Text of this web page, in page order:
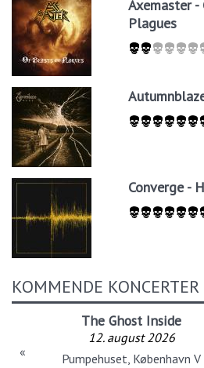
Axemaster
Plagues
Converge -
KOMMENDE KONCERTER
The Ghost Inside
12. august 2026
Pumpehuset, København V
«